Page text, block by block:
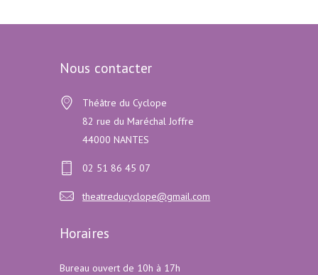
Nous contacter
Théâtre du Cyclope
82 rue du Maréchal Joffre
44000 NANTES
02 51 86 45 07
theatreducyclope@gmail.com
Horaires
Bureau ouvert de 10h à 17h